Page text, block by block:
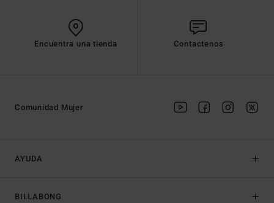
Encuentra una tienda Contactenos
AYUDA
BILLABONG
Comunidad Mujer